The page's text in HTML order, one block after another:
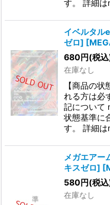
す。 詳細
イベルタ
ゼロ]
680円(税
在庫なし
【商品の
れる方は必
記について
状態基準に
す。 詳細
メガエア
キスゼロ]
580円(税
在庫なし